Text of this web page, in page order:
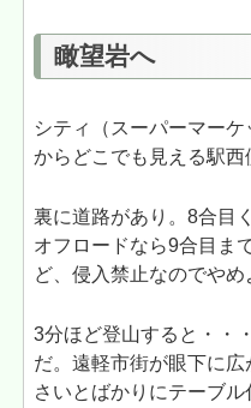
瞰望岩へ
シティ（スーパーマー
からどこでも見える駅西
裏に道路があり。8合目
オフロードなら9合目ま
ど、侵入禁止なのでやめ
3分ほど登山すると・・
だ。遠軽市街が眼下に
さいとばかりにテーブ